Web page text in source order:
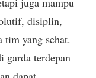
disiplin,
tim yang sehat.
garda terdepan